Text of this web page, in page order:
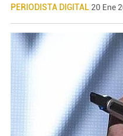
PERIODISTA DIGITAL 20 Ene